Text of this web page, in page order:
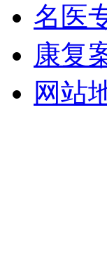
名医
康复
网站